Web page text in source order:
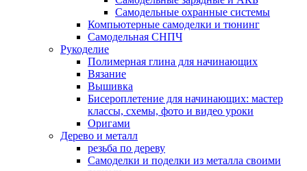
Самодельные охранные системы
Компьютерные самоделки и тюнинг
Самодельная СНПЧ
Рукоделие
Полимерная глина для начинающих
Вязание
Вышивка
Бисероплетение для начинающих: мастер
классы, схемы, фото и видео уроки
Оригами
Дерево и металл
резьба по дереву
Самоделки и поделки из металла своими